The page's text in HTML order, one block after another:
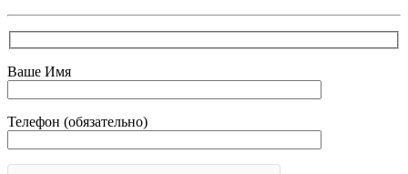
Ваше Имя
Телефон (обязательно)